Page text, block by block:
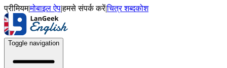
प्रीमियम|मोबाइल ऐप|हमसे संपर्क करें|चित्र शब्दकोश
Toggle navigation